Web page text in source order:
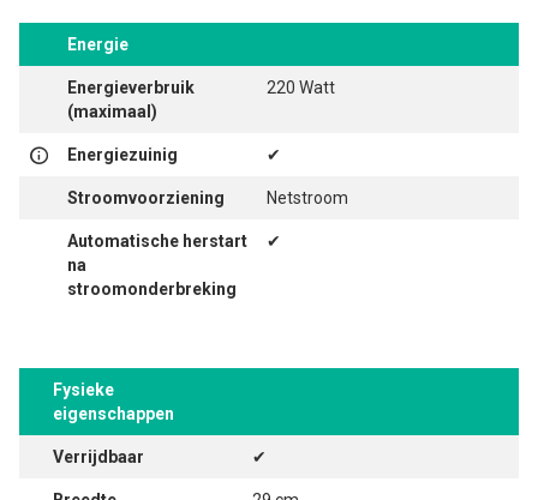
Energie
Energieverbruik
(maximaal)
220 Watt
Energiezuinig ✔
Stroomvoorziening Netstroom
Automatische herstart
na
stroomonderbreking
✔
Fysieke
eigenschappen
Verrijdbaar ✔